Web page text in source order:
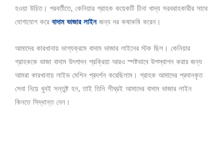
হওয়া উচিত। পরবর্তীতে, কেনিয়ার গ্রাহক কয়েকটি চীনা খাদ্য সরবরাহকারীর সাথে
যোগাযোগ করে বাদাম ভাজার লাইনজন্য দর কষাকষি করেন।
আমাদের কারখানায় ভাগ্যক্রমে বাদাম ভাজার লাইনের স্টক ছিল। কেনিয়ার
গ্রাহককে ভাজা বাদাম উৎপাদন প্রক্রিয়া আরও স্পষ্টভাবে উপস্থাপন করার জন্য
আমরা কারখানায় লাইভ মেশিন প্রদর্শন করেছিলাম। গ্রাহক আমাদের প্রদানকৃত
সেবা নিয়ে খুবই সন্তুষ্ট হন, তাই তিনি শীঘ্রই আমাদের বাদাম ভাজার লাইন
কিনতে সিদ্ধান্ত নেন।